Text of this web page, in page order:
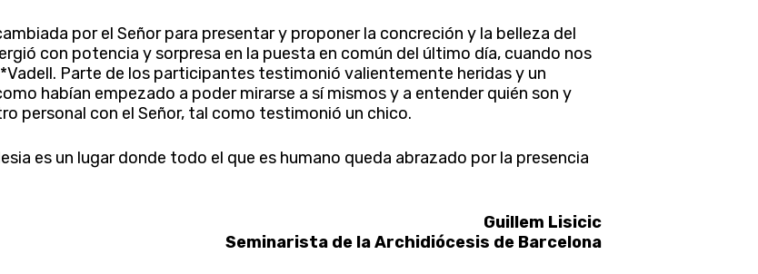
por el Señor para presentar y proponer la concreción y la belleza del
con potencia y sorpresa en la puesta en común del último día, cuando nos
Parte de los participantes testimonió valientemente heridas y un
habían empezado a poder mirarse a sí mismos y a entender quién son y
personal con el Señor, tal como testimonió un chico.
es un lugar donde todo el que es humano queda abrazado por la presencia
Guillem Lisicic
Seminarista de la Archidiócesis de Barcelona